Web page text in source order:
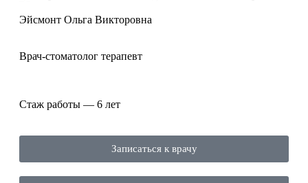
Эйсмонт Ольга Викторовна
Врач-стоматолог терапевт
Стаж работы — 6 лет
Записаться к врачу